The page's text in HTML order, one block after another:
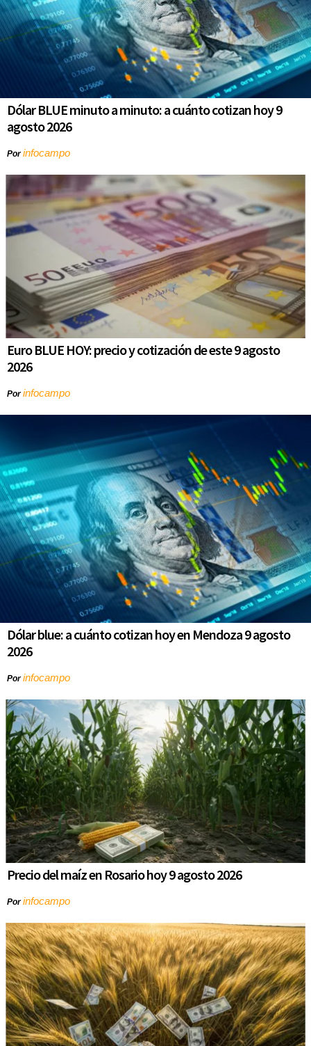
Dólar BLUE minuto a minuto: a cuánto cotizan hoy 9
agosto 2026
Porinfocampo
Euro BLUE HOY: precio y cotización de este 9 agosto
2026
Porinfocampo
Dólar blue: a cuánto cotizan hoy en Mendoza 9 agosto
2026
Porinfocampo
Precio del maíz en Rosario hoy 9 agosto 2026
Porinfocampo